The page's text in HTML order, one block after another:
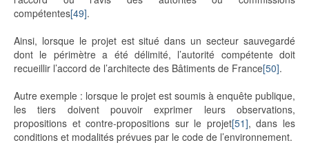
compétentes[49].
Ainsi, lorsque le projet est situé dans un secteur sauvegardé
dont le périmètre a été délimité, l’autorité compétente doit
recueillir l’accord de l’architecte des Bâtiments de France[50].
Autre exemple : lorsque le projet est soumis à enquête publique,
les tiers doivent pouvoir exprimer leurs observations,
propositions et contre-propositions sur le projet[51], dans les
conditions et modalités prévues par le code de l’environnement.